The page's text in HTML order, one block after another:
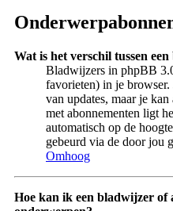
Wat is het verschil tussen
Bladwijzers in phpBB
favorieten) in je
van updates, maar je
met abonnementen ligt
automatisch op de
gebeurd via de door jou
Omhoog
Hoe kan ik een bladwijzer of